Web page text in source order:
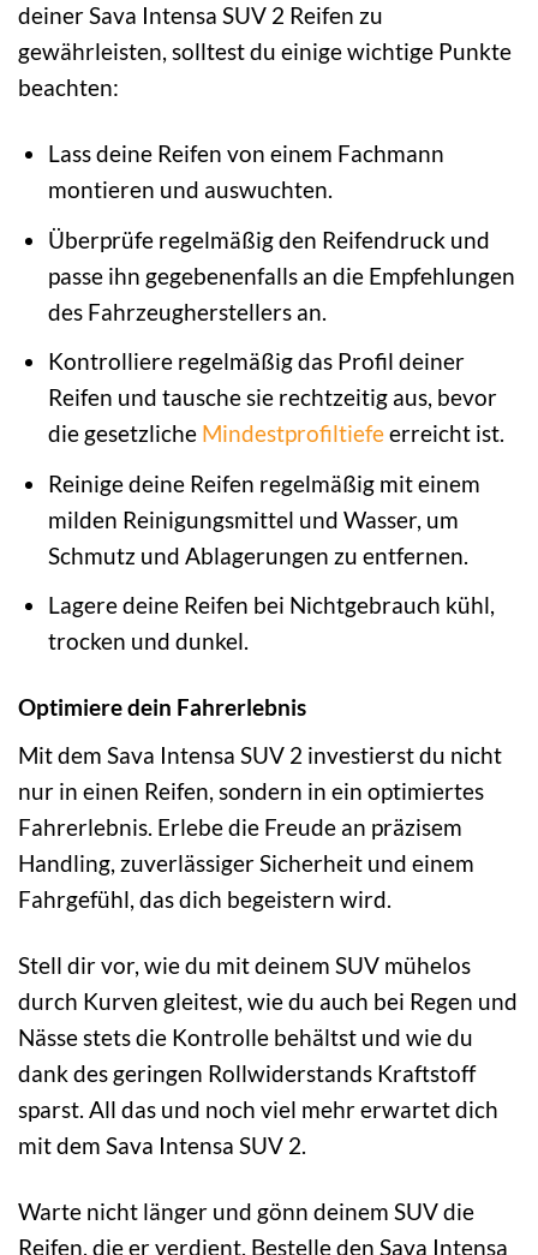
deiner Sava Intensa SUV 2 Reifen zu
gewährleisten, solltest du einige wichtige Punkte
beachten:
Lass deine Reifen von einem Fachmann
montieren und auswuchten.
Überprüfe regelmäßig den Reifendruck und
passe ihn gegebenenfalls an die Empfehlungen
des Fahrzeugherstellers an.
Kontrolliere regelmäßig das Profil deiner
Reifen und tausche sie rechtzeitig aus, bevor
die gesetzliche Mindestprofiltiefeerreicht ist.
Reinige deine Reifen regelmäßig mit einem
milden Reinigungsmittel und Wasser, um
Schmutz und Ablagerungen zu entfernen.
Lagere deine Reifen bei Nichtgebrauch kühl,
trocken und dunkel.
Optimiere dein Fahrerlebnis
Mit dem Sava Intensa SUV 2 investierst du nicht
nur in einen Reifen, sondern in ein optimiertes
Fahrerlebnis. Erlebe die Freude an präzisem
Handling, zuverlässiger Sicherheit und einem
Fahrgefühl, das dich begeistern wird.
Stell dir vor, wie du mit deinem SUV mühelos
durch Kurven gleitest, wie du auch bei Regen und
Nässe stets die Kontrolle behältst und wie du
dank des geringen Rollwiderstands Kraftstoff
sparst. All das und noch viel mehr erwartet dich
mit dem Sava Intensa SUV 2.
Warte nicht länger und gönn deinem SUV die
Reifen, die er verdient. Bestelle den Sava Intensa